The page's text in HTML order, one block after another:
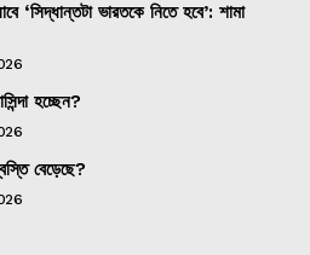
‘সিদ্ধান্তটা ভারতকে নিতে হবে’: শামা
হচ্ছেন?
বেড়েছে?